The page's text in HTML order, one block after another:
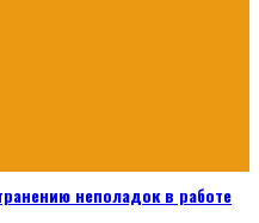
неполадок в работе